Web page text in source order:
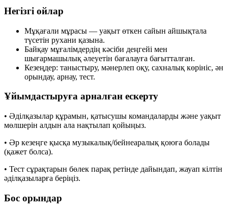
Негізгі ойлар
Мұқағали мұрасы — уақыт өткен сайын айшықтала
түсетін рухани қазына.
Байқау мұғалімдердің кәсіби деңгейі мен
шығармашылық әлеуетін бағалауға бағытталған.
Кезеңдер: таныстыру, мәнерлеп оқу, сахналық көрініс, ән
орындау, арнау, тест.
Ұйымдастыруға арналған ескерту
• Әділқазылар құрамын, қатысушы командаларды және уақыт
мөлшерін алдын ала нақтылап қойыңыз.
• Әр кезеңге қысқа музыкалық/бейнеаралық қоюға болады
(қажет болса).
• Тест сұрақтарын бөлек парақ ретінде дайындап, жауап кілтін
әділқазыларға беріңіз.
Бос орындар